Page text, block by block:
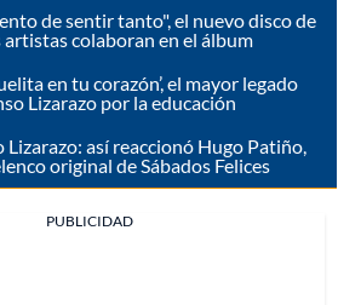
de sentir tanto", el nuevo disco de
artistas colaboran en el álbum
en tu corazón’, el mayor legado
Lizarazo por la educación
así reaccionó Hugo Patiño,
original de Sábados Felices
PUBLICIDAD